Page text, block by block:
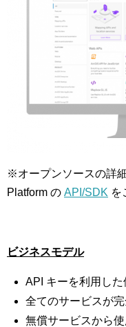
※オープンソースの詳
Platform の API/SDK を
ビジネスモデル
API キーを利用し
全てのサービスが完
無償サービスから